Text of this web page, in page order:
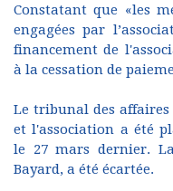
Constatant que «les
engagées par
financement de
à la cessation de
Le tribunal des affaires
et l'association a été
le 27 mars dernier.
Bayard, a été écartée.